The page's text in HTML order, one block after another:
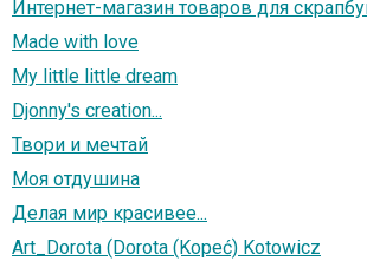
Интернет-магазин товаров для
Мade with love
My little little dream
Djonny's creation...
Твори и мечтай
Моя отдушина
Делая мир красивее...
Art_Dorota (Dorota (Kopeć) Kotowicz